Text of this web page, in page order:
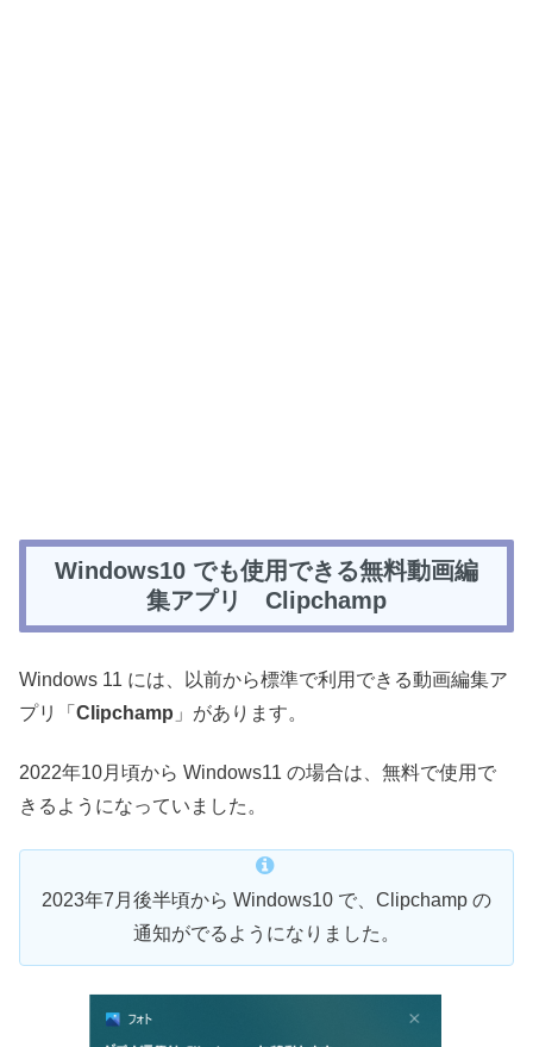
Windows10 でも使用できる無料動画編
集アプリ Clipchamp
Windows 11 には、以前から標準で利用できる動画編集ア
プリ「 Clipchamp 」があります。
2022年10月頃から Windows11 の場合は、無料で使用で
きるようになっていました。
2023年7月後半頃から Windows10 で、Clipchamp の
通知がでるようになりました。